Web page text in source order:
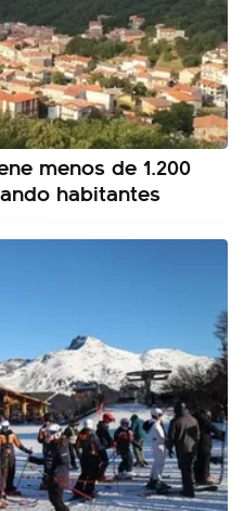
menos de 1.200
habitantes